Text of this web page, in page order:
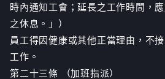
時內通知工會；延長之工作時間，
之休息。」）
員工得因健康或其他正當理由，不
工作。
第二十三條 （加班指派）